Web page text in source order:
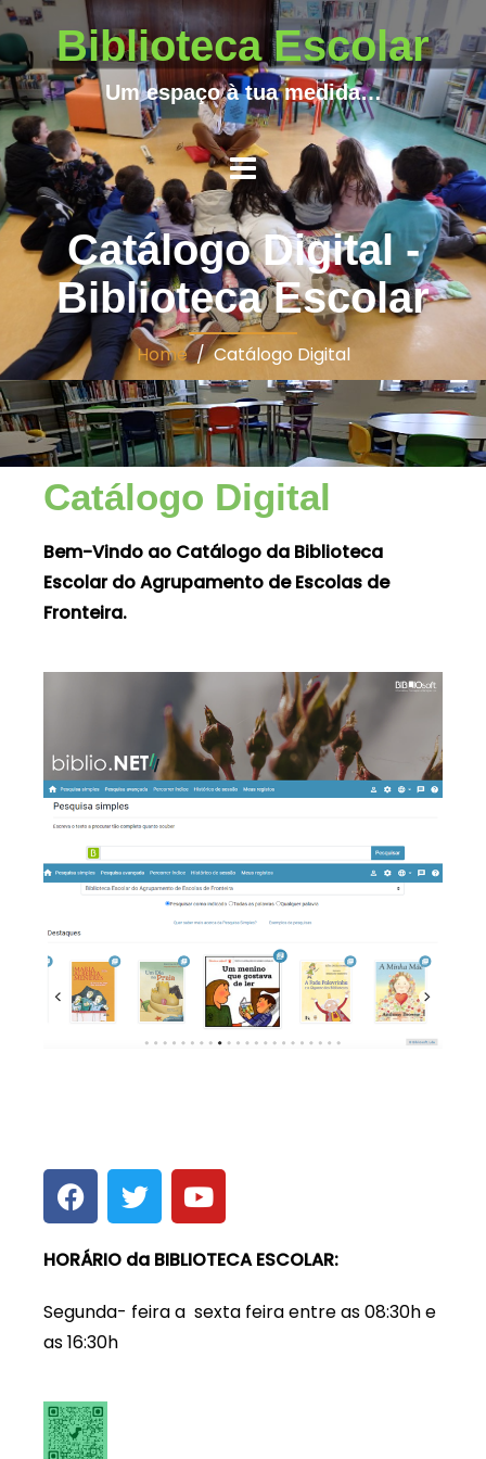
Biblioteca Escolar
Um espaço à tua medida…
Catálogo Digital -
Biblioteca Escolar
Home/ Catálogo Digital
Catálogo Digital
Bem-Vindo ao Catálogo da Biblioteca
Escolar do Agrupamento de Escolas de
Fronteira.
HORÁRIO da BIBLIOTECA ESCOLAR:
Segunda- feira a sexta feira entre as 08:30h e
as 16:30h